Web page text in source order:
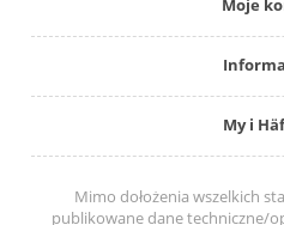
Moje
My i
Mimo dołożenia wszelkich
publikowane dane techniczne/